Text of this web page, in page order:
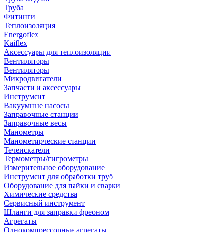
Труба
Фитинги
Теплоизоляция
Energoflex
Kaiflex
Аксессуары для теплоизоляции
Вентиляторы
Вентиляторы
Микродвигатели
Запчасти и аксессуары
Инструмент
Вакуумные насосы
Заправочные станции
Заправочные весы
Манометры
Манометирческие станции
Течеискатели
Термометры/гигрометры
Измерительное оборудование
Инструмент для обработки труб
Оборудование для пайки и сварки
Химические средства
Сервисный инструмент
Шланги для заправки фреоном
Агрегаты
Однокомпрессорные агрегаты